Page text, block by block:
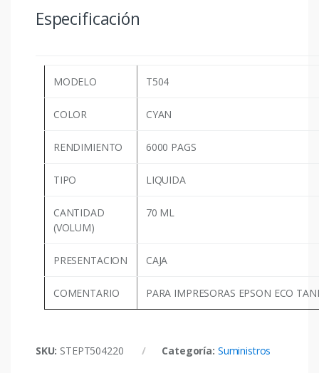
Especificación
MODELO T504
COLOR CYAN
RENDIMIENTO 6000 PAGS
TIPO LIQUIDA
CANTIDAD
(VOLUM)
70 ML
PRESENTACION CAJA
COMENTARIO PARA IMPRESORAS EPSON ECO
SKU: STEPT504220 Categoría: Suministros